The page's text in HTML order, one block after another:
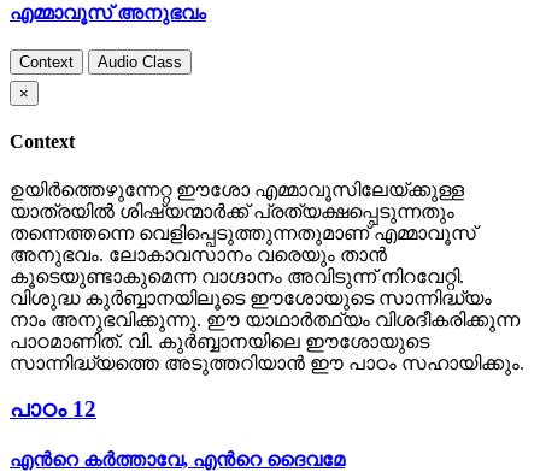
എമ്മാവൂസ് അനുഭവം
Context
Audio Class
×
Context
ഉയിര്‍ത്തെഴുന്നേറ്റ ഈശോ എമ്മാവൂസിലേയ്ക്കുള്ള
യാത്രയില്‍ ശിഷ്യന്മാര്‍ക്ക് പ്രത്യക്ഷപ്പെടുന്നതും
തന്നെത്തന്നെ വെളിപ്പെടുത്തുന്നതുമാണ് എമ്മാവൂസ്
അനുഭവം. ലോകാവസാനം വരെയും താന്‍
കൂടെയുണ്ടാകുമെന്ന വാഗ്ദാനം അവിടുന്ന് നിറവേറ്റി.
വിശുദ്ധ കുര്‍ബ്ബാനയിലൂടെ ഈശോയുടെ സാന്നിദ്ധ്യം
നാം അനുഭവിക്കുന്നു. ഈ യാഥാര്‍ത്ഥ്യം വിശദീകരിക്കുന്ന
പാഠമാണിത്. വി. കുര്‍ബ്ബാനയിലെ ഈശോയുടെ
സാന്നിദ്ധ്യത്തെ അടുത്തറിയാന്‍ ഈ പാഠം സഹായിക്കും.
പാഠം 12
എന്‍റെ കര്‍ത്താവേ, എന്‍റെ ദൈവമേ